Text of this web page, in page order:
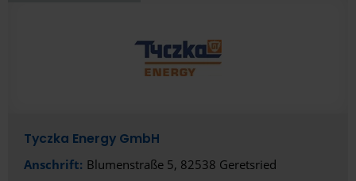
Tyczka Energy GmbH
Anschrift: Blumenstraße 5, 82538 Geretsried